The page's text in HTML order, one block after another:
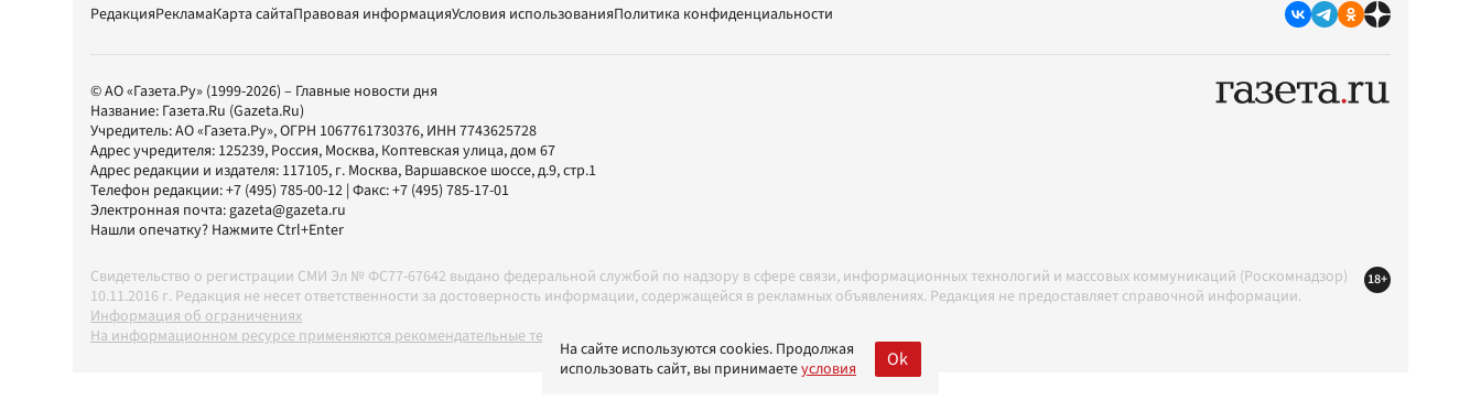
РедакцияРекламаКарта сайтаПравовая информацияУсловия использованияПолитика конфиденциальности
© АО «Газета.Ру» (1999-2026) – Главные новости дня
Название: Газета.Ru (Gazeta.Ru)
Учредитель:АО «Газета.Ру», ОГРН 1067761730376, ИНН 7743625728
Адрес учредителя: 125239, Россия, Москва, Коптевская улица, дом 67
Адрес редакции и издателя: 117105, г. Москва, Варшавское шоссе, д.9, стр.1
Телефон редакции:+7 (495) 785-00-12 | Факс:+7 (495) 785-17-01
Электронная почта:gazeta@gazeta.ru
Нашли опечатку? Нажмите Ctrl+Enter
Свидетельство о регистрации СМИ Эл № ФС77-67642 выдано федеральной службой по надзору в сфере связи, информационных технологий и массовых коммуникаций (Роскомнадзор)
10.11.2016 г. Редакция не несет ответственности за достоверность информации, содержащейся в рекламных объявлениях. Редакция не предоставляет справочной информации.
Информация об ограничениях
На информационном ресурсе применяются рекомендательные технологии в соответствии с Правилами
18+
На сайте используются cookies. Продолжая
использовать сайт, вы принимаетеусловия Ok